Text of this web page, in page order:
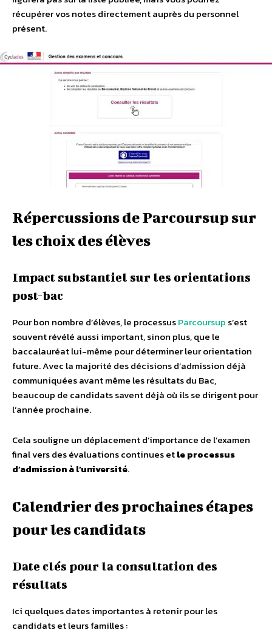
récupérer vos notes directement auprès du personnel
présent.
Répercussions de Parcoursup sur
les choix des élèves
Impact substantiel sur les orientations
post-bac
Pour bon nombre d’élèves, le processusParcoursup s’est
souvent révélé aussi important, sinon plus, que le
baccalauréat lui-même pour déterminer leur orientation
future. Avec la majorité des décisions d’admission déjà
communiquées avant même les résultats du Bac,
beaucoup de candidats savent déjà où ils se dirigent pour
l’année prochaine.
Cela souligne un déplacement d’importance de l’examen
final vers des évaluations continues etle processus
d’admission à l’université.
Calendrier des prochaines étapes
pour les candidats
Date clés pour la consultation des
résultats
Ici quelques dates importantes à retenir pour les
candidats et leurs familles :